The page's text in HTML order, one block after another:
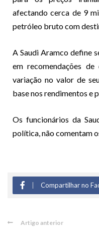
afectando cerca de 9
petróleo bruto com
A Saudi Aramco define
em recomendações
variação no valor de
base nos rendimentos e
Os funcionários da
política, não comentam
Compartilhar no
Artigo anterior